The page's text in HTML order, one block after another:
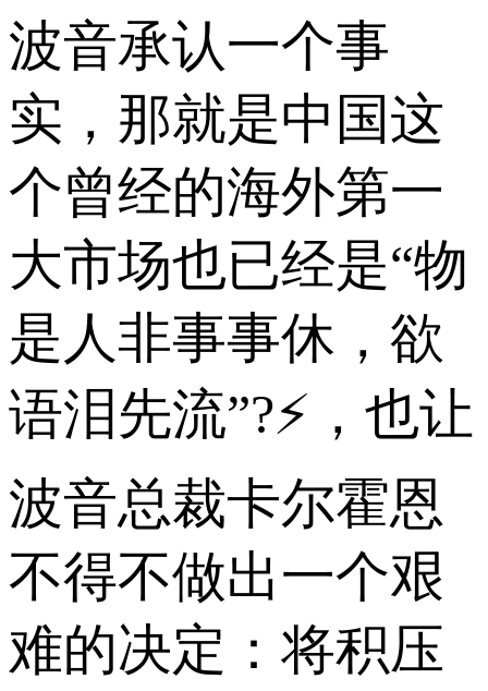
波音承认一个事
实，那就是中国这
个曾经的海外第一
大市场也已经是“物
是人非事事休，欲
语泪先流”?⚡，也让
波音总裁卡尔霍恩
不得不做出一个艰
难的决定：将积压